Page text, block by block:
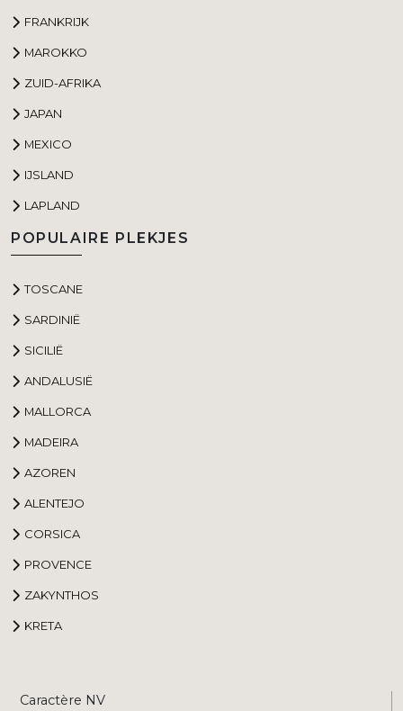
FRANKRIJK
MAROKKO
ZUID-AFRIKA
JAPAN
MEXICO
IJSLAND
LAPLAND
POPULAIRE PLEKJES
TOSCANE
SARDINIË
SICILIË
ANDALUSIË
MALLORCA
MADEIRA
AZOREN
ALENTEJO
CORSICA
PROVENCE
ZAKYNTHOS
KRETA
Caractère NV